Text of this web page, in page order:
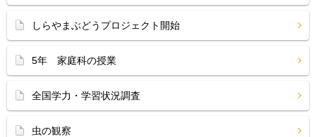
しらやまぶどうプロジェクト開始
5年 家庭科の授業
全国学力・学習状況調査
虫の観察